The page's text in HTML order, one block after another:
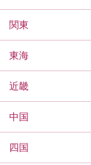
関東
東海
近畿
中国
四国